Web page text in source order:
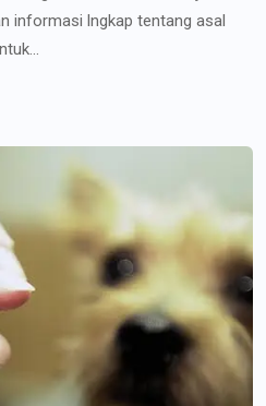
informasi lngkap tentang asal